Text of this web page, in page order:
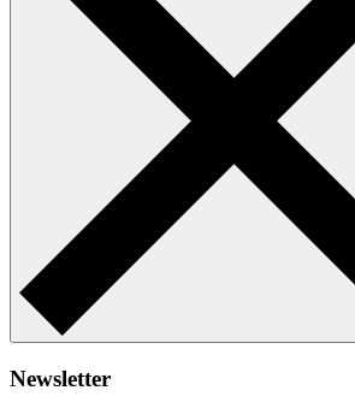
Newsletter